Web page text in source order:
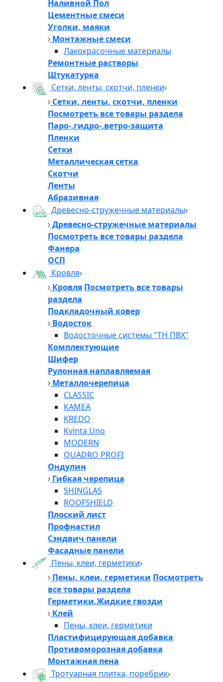
Наливной Пол
Цементные смеси
Уголки, маяки
Монтажные смеси
Лакокрасочные материалы
Ремонтные растворы
Штукатурка
Сетки, ленты, скотчи, пленки
Сетки, ленты, скотчи, пленки
Посмотреть все товары раздела
Паро-,гидро-,ветро-защита
Пленки
Сетки
Металлическая сетка
Скотчи
Ленты
Абразивная
Древесно-стружечные материалы
Древесно-стружечные материалы
Посмотреть все товары раздела
Фанера
ОСП
Кровля
Кровля Посмотреть все товары
раздела
Подкладочный ковер
Водосток
Водосточные системы "ТН ПВХ"
Комплектующие
Шифер
Рулонная наплавляемая
Металлочерепица
CLASSIC
KAMEA
KREDO
Kvinta Uno
MODERN
QUADRO PROFI
Ондулин
Гибкая черепица
SHINGLAS
ROOFSHIELD
Плоский лист
Профнастил
Сэндвич панели
Фасадные панели
Пены, клеи, герметики
Пены, клеи, герметики Посмотреть
все товары раздела
Герметики,Жидкие гвозди
Клей
Пены, клеи, герметики
Пластифицирующая добавка
Противоморозная добавка
Монтажная пена
Тротуарная плитка, поребрик